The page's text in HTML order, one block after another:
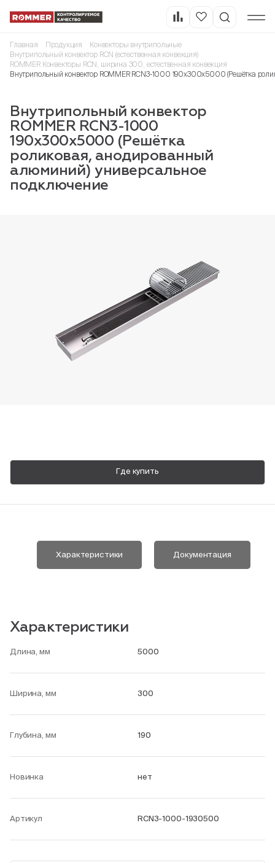
Пн-Пт, 9:00—18:00
Главная Продукция
Конвекторы внутрипольные
Внутрипольный конвектор RCN (естественная конвекция)
ROMMER Конвекторы RCN, ширина 300, естественная конвекция
Внутрипольный конвектор ROMMER RCN3-1000 190х300х5000 (Решётка
Внутрипольный конвектор
ROMMER RCN3-1000
190х300х5000 (Решётка
роликовая, анодированный
алюминий) универсальное
подключение
Где купить
Характеристики Документация
Характеристики
Длина, мм 5000
Ширина, мм 300
Глубина, мм 190
Новинка нет
Артикул RCN3-1000-1930500